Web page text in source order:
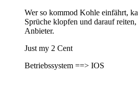
Wer so kommod Kohle einfährt,
Sprüche klopfen und darauf
Anbieter.
Just my 2 Cent
Betriebssystem ==> IOS